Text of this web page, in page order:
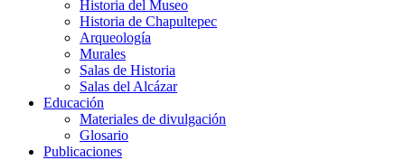
Historia del Museo
Historia de Chapultepec
Arqueología
Murales
Salas de Historia
Salas del Alcázar
Educación
Materiales de divulgación
Glosario
Publicaciones